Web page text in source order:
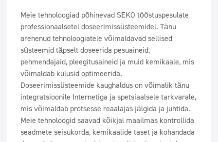
LT
LV
BG
FR
Valdkonnad
Doseerimissüsteemid
Kontakt
Meie tehnoloogiad põhinevad SEKO tööstuspesulate
professionaalsetel doseerimissüsteemidel. Tänu
arenenud tehnoloogiatele võimaldavad sellised
süsteemid täpselt doseerida pesuaineid,
pehmendajaid, pleegitusaineid ja muid kemikaale, mis
võimaldab kulusid optimeerida.
Doseerimissüsteemide kaughaldus on võimalik tänu
integratsioonile Internetiga ja spetsiaalsele tarkvarale,
mis võimaldab protsesse reaalajas jälgida ja juhtida.
Meie tehnoloogid saavad kõikjal maailmas kontrollida
seadmete seisukorda, kemikaalide taset ja kohandada